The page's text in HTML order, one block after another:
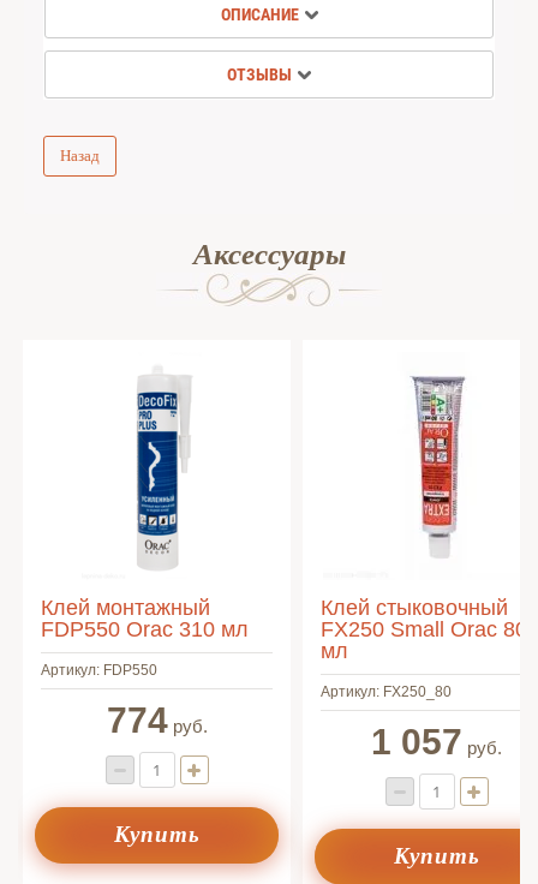
ОПИСАНИЕ
ОТЗЫВЫ
Назад
Аксессуары
Клей монтажный
FDP550 Orac 310 мл
Артикул: FDP550
774руб.
Купить
Клей стыковочный
FX250 Small Orac 80
мл
Артикул: FX250_80
1 057 руб.
Купить